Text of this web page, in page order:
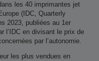
les 40 imprimantes jet
(IDC, Quarterly
2023, publiées au 1er
l’IDC en divisant le prix de
par l’autonomie.
les plus vendues en